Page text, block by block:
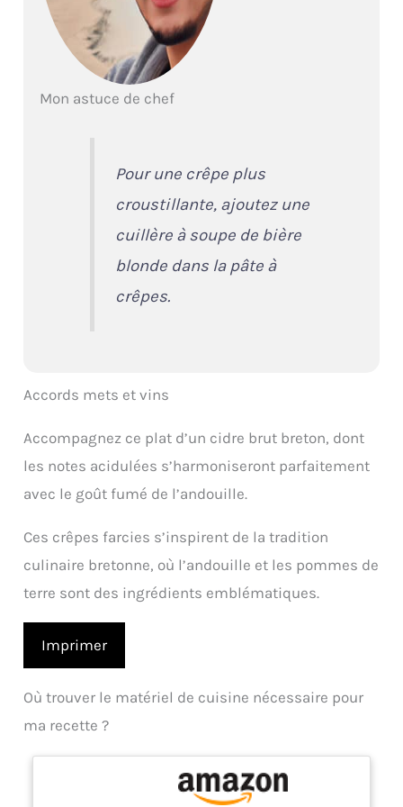
Mon astuce de chef
Pour une crêpe plus
croustillante, ajoutez une
cuillère à soupe de bière
blonde dans la pâte à
crêpes.
Accords mets et vins
Accompagnez ce plat d’un cidre brut breton, dont
les notes acidulées s’harmoniseront parfaitement
avec le goût fumé de l’andouille.
Ces crêpes farcies s’inspirent de la tradition
culinaire bretonne, où l’andouille et les pommes de
terre sont des ingrédients emblématiques.
Imprimer
Où trouver le matériel de cuisine nécessaire pour
ma recette ?